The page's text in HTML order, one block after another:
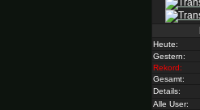
Heute:
Gestern:
Rekord:
Gesamt:
Details:
Alle User: